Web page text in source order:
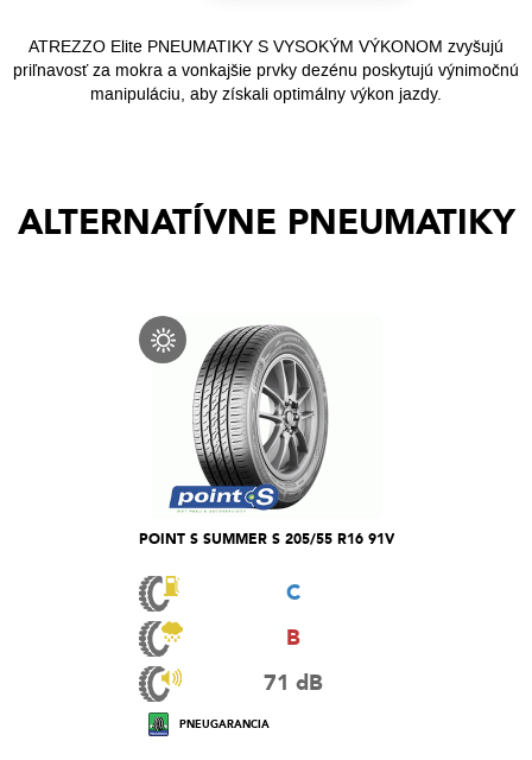
ATREZZO Elite PNEUMATIKY S VYSOKÝM VÝKONOM zvyšujú
priľnavosť za mokra a vonkajšie prvky dezénu poskytujú výnimočnú
manipuláciu, aby získali optimálny výkon jazdy.
ALTERNATÍVNE PNEUMATIKY
POINT S SUMMER S 205/55 R16 91V
C
B
71 dB
PNEUGARANCIA